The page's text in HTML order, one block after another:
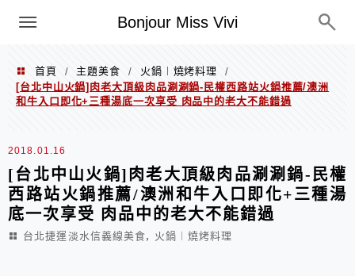
Bonjour Miss Vivi
選單
首頁 / 主題美食 / 火鍋︱燒烤料理
/
[台北中山火鍋]肉老大頂級肉品涮涮鍋-民權西路站火鍋推薦/澳洲
和牛入口即化+三種湯底一次享受 肉品中的老大不能錯過
2018.01.16
[台北中山火鍋]肉老大頂級肉品涮涮鍋-民權
西路站火鍋推薦/澳洲和牛入口即化+三種湯
底一次享受 肉品中的老大不能錯過
台北捷運淡水信義線美食, 火鍋︱燒烤料理